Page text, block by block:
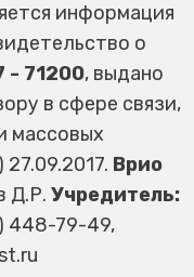
информация
о
71200, выдано
в сфере связи,
массовых
Врио
Д.Р. Учредитель:
448-79-49,